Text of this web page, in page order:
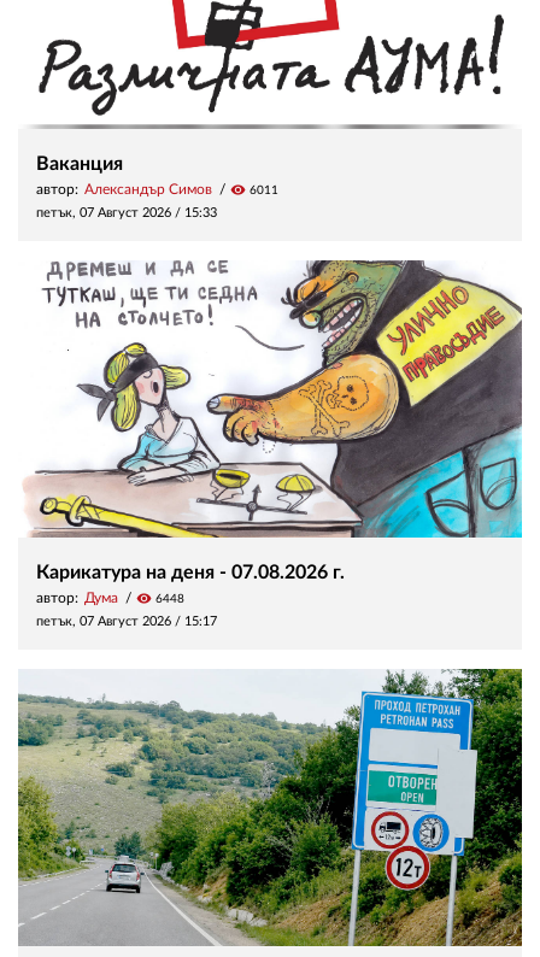
Ваканция
автор: Александър Симов visibility 6011
петък, 07 Август 2026 / 15:33
Карикатура на деня - 07.08.2026 г.
автор: Дума visibility 6448
петък, 07 Август 2026 / 15:17